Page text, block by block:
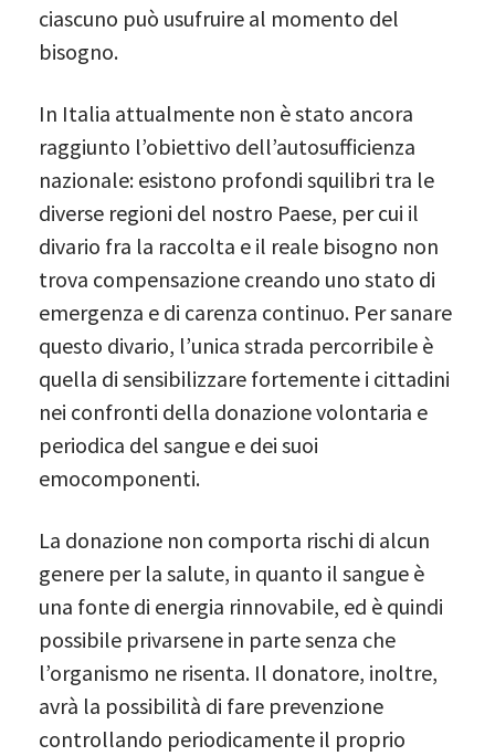
ciascuno può usufruire al momento del
bisogno.
In Italia attualmente non è stato ancora
raggiunto l’obiettivo dell’autosufficienza
nazionale: esistono profondi squilibri tra le
diverse regioni del nostro Paese, per cui il
divario fra la raccolta e il reale bisogno non
trova compensazione creando uno stato di
emergenza e di carenza continuo. Per sanare
questo divario, l’unica strada percorribile è
quella di sensibilizzare fortemente i cittadini
nei confronti della donazione volontaria e
periodica del sangue e dei suoi
emocomponenti.
La donazione non comporta rischi di alcun
genere per la salute, in quanto il sangue è
una fonte di energia rinnovabile, ed è quindi
possibile privarsene in parte senza che
l’organismo ne risenta. Il donatore, inoltre,
avrà la possibilità di fare prevenzione
controllando periodicamente il proprio